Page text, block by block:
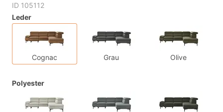
ID 105112
Leder
Cognac Grau Olive
Polyester